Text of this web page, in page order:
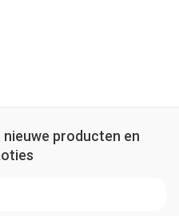
producten en